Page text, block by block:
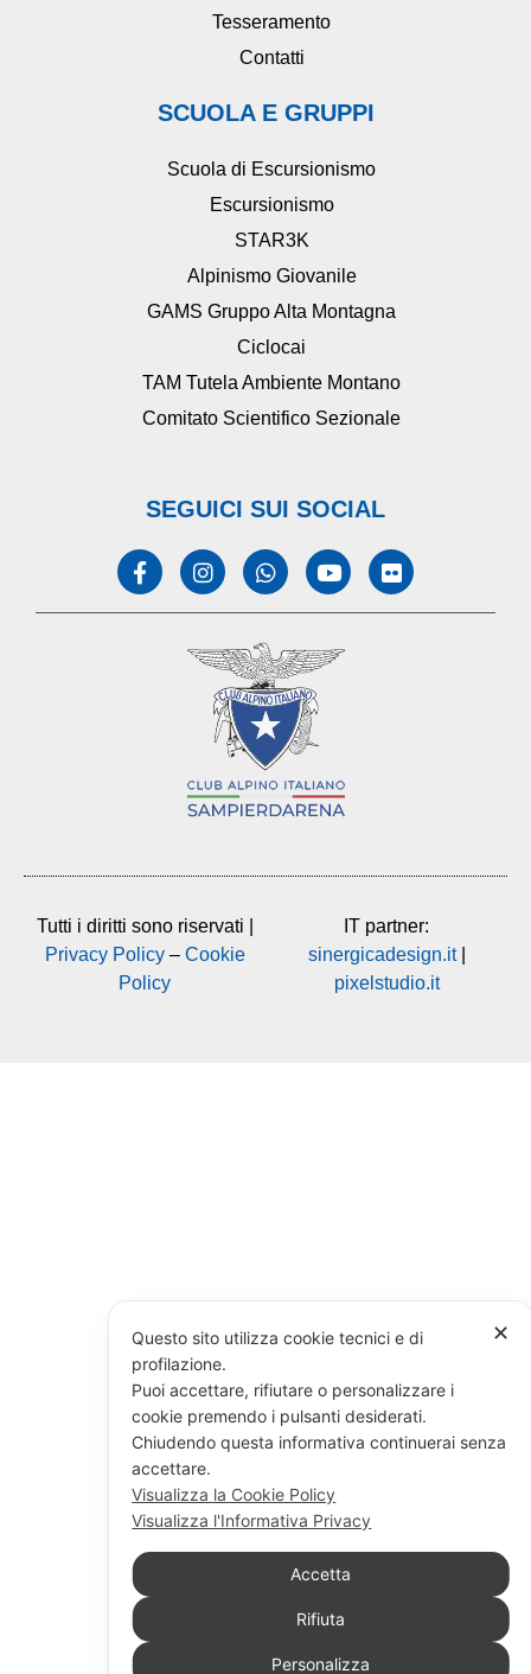
Tesseramento
Contatti
SCUOLA E GRUPPI
Scuola di Escursionismo
Escursionismo
STAR3K
Alpinismo Giovanile
GAMS Gruppo Alta Montagna
Ciclocai
TAM Tutela Ambiente Montano
Comitato Scientifico Sezionale
SEGUICI SUI SOCIAL
Tutti i diritti sono riservati |
Privacy Policy– Cookie
Policy
IT partner:
sinergicadesign.it|
pixelstudio.it
✕
Questo sito utilizza cookie tecnici e di
profilazione.
Puoi accettare, rifiutare o personalizzare i
cookie premendo i pulsanti desiderati.
Chiudendo questa informativa continuerai senza
accettare.
Visualizza la Cookie Policy
Visualizza l'Informativa Privacy
Accetta
Rifiuta
Personalizza